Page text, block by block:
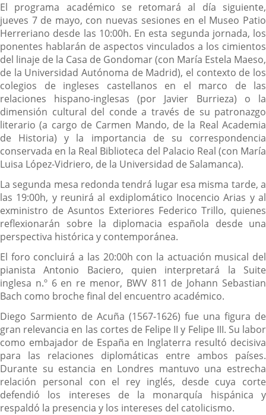
El programa académico se retomará al día siguiente,
jueves 7 de mayo, con nuevas sesiones en el Museo Patio
Herreriano desde las 10:00h. En esta segunda jornada, los
ponentes hablarán de aspectos vinculados a los cimientos
del linaje de la Casa de Gondomar (con María Estela Maeso,
de la Universidad Autónoma de Madrid), el contexto de los
colegios de ingleses castellanos en el marco de las
relaciones hispano-inglesas (por Javier Burrieza) o la
dimensión cultural del conde a través de su patronazgo
literario (a cargo de Carmen Mando, de la Real Academia
de Historia) y la importancia de su correspondencia
conservada en la Real Biblioteca del Palacio Real (con María
Luisa López-Vidriero, de la Universidad de Salamanca).
La segunda mesa redonda tendrá lugar esa misma tarde, a
las 19:00h, y reunirá al exdiplomático Inocencio Arias y al
exministro de Asuntos Exteriores Federico Trillo, quienes
reflexionarán sobre la diplomacia española desde una
perspectiva histórica y contemporánea.
El foro concluirá a las 20:00h con la actuación musical del
pianista Antonio Baciero, quien interpretará la Suite
inglesa n.º 6 en re menor, BWV 811 de Johann Sebastian
Bach como broche final del encuentro académico.
Diego Sarmiento de Acuña (1567-1626) fue una figura de
gran relevancia en las cortes de Felipe II y Felipe III. Su labor
como embajador de España en Inglaterra resultó decisiva
para las relaciones diplomáticas entre ambos países.
Durante su estancia en Londres mantuvo una estrecha
relación personal con el rey inglés, desde cuya corte
defendió los intereses de la monarquía hispánica y
respaldó la presencia y los intereses del catolicismo.